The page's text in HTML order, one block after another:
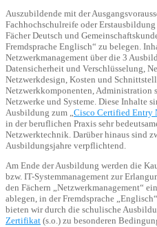
Auszubildende mit der
Fachhochschulreife oder
Fächer Deutsch und
Fremdsprache Englisch“ zu belegen.
Netzwerkmanagement über die 3
Datensicherheit und Verschlüsselung,
Netzwerkdesign, Kosten und
Netzwerkkomponenten, Administration
Netzwerke und Systeme. Diese Inhalte
Ausbildung zum „Cisco Certified Entry
in der beruflichen Praxis sehr
Netzwerktechnik. Darüber hinaus sind
Ausbildungsjahre verpflichtend.
Am Ende der Ausbildung werden die
bzw. IT-Systemmanagement zur
den Fächern „Netzwerkmanagement“
ablegen, in der Fremdsprache
bieten wir durch die schulische
Zertifikat (s.o.) zu besonderen